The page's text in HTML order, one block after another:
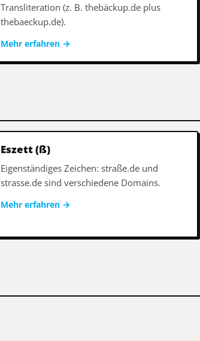
Transliteration (z. B. thebäckup.de plus
thebaeckup.de).
Mehr erfahren →
Eszett (ß)
Eigenständiges Zeichen: straße.de und
strasse.de sind verschiedene Domains.
Mehr erfahren →